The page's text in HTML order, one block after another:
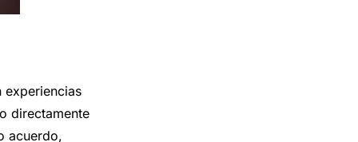
experiencias
directamente
acuerdo,